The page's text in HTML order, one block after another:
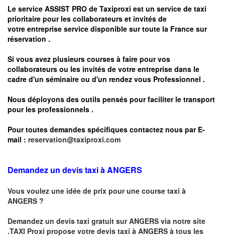
Le service ASSIST PRO de Taxiproxi est un service de taxi
prioritaire pour les collaborateurs et invités de
votre entreprise service disponible sur toute la France sur
réservation .
Si vous avez plusieurs courses à faire pour vos
collaborateurs ou les invités de votre entreprise dans le
cadre d'un séminaire ou d'un rendez vous Professionnel .
Nous déployons des outils pensés pour faciliter le transport
pour les professionnels .
Pour toutes demandes spécifiques contactez nous par E-
mail : reservation@taxiproxi.com
Demandez un devis taxi à ANGERS
Vous voulez une idée de prix pour une course taxi à
ANGERS ?
Demandez un devis taxi gratuit surANGERS via notre site
.TAXI Proxi propose votre devis taxi à ANGERS à tous les